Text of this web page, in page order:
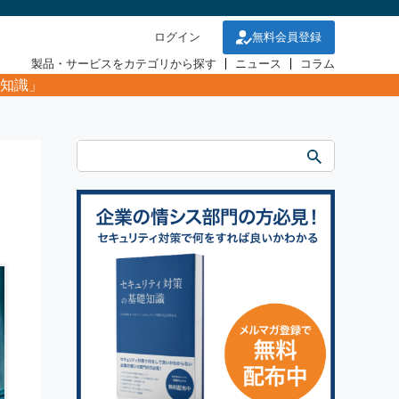
ログイン
無料会員登録
製品・サービスをカテゴリから探す
ニュース コラム
識」